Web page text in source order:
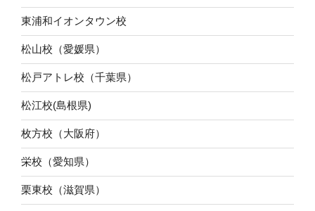
東浦和イオンタウン校
松山校（愛媛県）
松戸アトレ校（千葉県）
松江校(島根県)
枚方校（大阪府）
栄校（愛知県）
栗東校（滋賀県）